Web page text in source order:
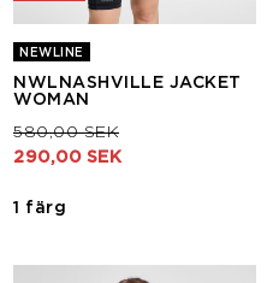
NEWLINE
NWLNASHVILLE JACKET
WOMAN
Pris nedsatt från
580,00 SEKtill
290,00 SEK
1 färg